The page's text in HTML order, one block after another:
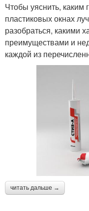
Чтобы уяснить, каким
пластиковых окнах
разобраться, какими
преимуществами и
каждой из
читать дальше →